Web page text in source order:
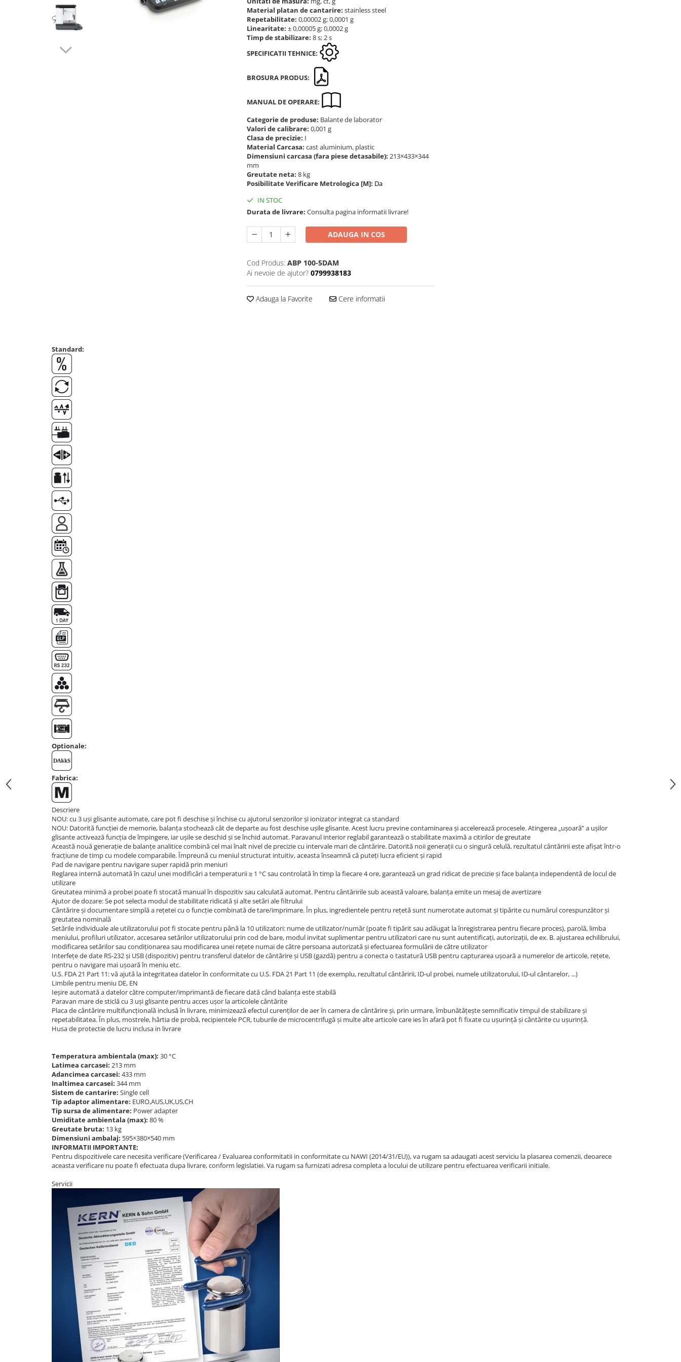
Cantare de banc
Cantare de numarare
Cantare de podea
Cantare pentru paleti
Set verificare minimal
Cutii pentru clean room
Cutii din POM
Seturi de greutati
Greutati individuale
Greutati newtoniene
Bare suport (Newtoniene)
Instrumente de masurare
Celule de forta
Celule de sarcina
Celule masurare masa
Senzori de cuplu
Durometre pentru metale (Leeb)
Durometre pentru metale (UCI)
Durometre pentru plastic (Shore)
Dispozitive de masurare a lungimii
Masurare metrica a lungimii
Componente pentru masurare
Transmitatoare
Masurare forta
Bacuri cu surub
Masurarea fortei - Digital
Masurarea mecanica a fortei
Testere pietre funerare
Masurare cuplu
Masurare cuplu pentru capace cu
Masurare cuplu pentru scule
Masurarea grosimii stratului
Masurarea grosimii stratului -
Metoda Echo-Echo
Metoda Pulse-Echo
Mediul si siguranta muncii
Masurarea intensitatii luminoase
Masurarea intensitatii sunetului
Termometre cu infrarosu
Standuri testare forta
Standuri testare manuala
Standuri testare motorizata
Componente pentru masurare
Dispozitive display
Grinzi de cantarire
Sisteme de cantarire Industry 4.0
Instrumente optice
Microscoape cu lumina transmisa
Microscoape cu polarizare
Microscop metalurgic
Material platan de cantarire: stainless steel
Repetabilitate: 0,00002 g; 0,0001 g
Linearitate: ± 0,00005 g; 0,0002 g
Timp de stabilizare: 8 s; 2 s
SPECIFICATII TEHNICE:
BROSURA PRODUS:
MANUAL DE OPERARE:
Categorie de produse: Balante de laborator
Valori de calibrare: 0,001 g
Clasa de precizie: I
Material Carcasa: cast aluminium, plastic
Dimensiuni carcasa (fara piese detasabile): 213×433×344
mm
Greutate neta: 8 kg
Posibilitate Verificare Metrologica [M]: Da
IN STOC
Durata de livrare: Consulta pagina informatii livrare!
ADAUGA IN COS
Cod Produs: ABP 100-5DAM
Ai nevoie de ajutor? 0799938183
Adauga la Favorite Cere informatii
Standard:
Optionale:
Fabrica:
Descriere
NOU: cu 3 uși glisante automate, care pot fi deschise și închise cu ajutorul senzorilor și ionizator integrat ca standard
NOU: Datorită funcției de memorie, balanța stochează cât de departe au fost deschise ușile glisante. Acest lucru previne contaminarea și accelerează procesele. Atingerea „ușoară” a ușilor
glisante activează funcția de împingere, iar ușile se deschid și se închid automat. Paravanul interior reglabil garantează o stabilitate maximă a citirilor de greutate
Această nouă generație de balanțe analitice combină cel mai înalt nivel de precizie cu intervale mari de cântărire. Datorită noii generații cu o singură celulă, rezultatul cântăririi este afișat într-o
fracțiune de timp cu modele comparabile. Împreună cu meniul structurat intuitiv, aceasta înseamnă că puteți lucra eficient și rapid
Pad de navigare pentru navigare super rapidă prin meniuri
Reglarea internă automată în cazul unei modificări a temperaturii ≥ 1 °C sau controlată în timp la fiecare 4 ore, garantează un grad ridicat de precizie și face balanța independentă de locul de
utilizare
Greutatea minimă a probei poate fi stocată manual în dispozitiv sau calculată automat. Pentru cântăririle sub această valoare, balanța emite un mesaj de avertizare
Ajutor de dozare: Se pot selecta modul de stabilitate ridicată și alte setări ale filtrului
Cântărire și documentare simplă a rețetei cu o funcție combinată de tare/imprimare. În plus, ingredientele pentru rețetă sunt numerotate automat și tipărite cu numărul corespunzător și
greutatea nominală
Setările individuale ale utilizatorului pot fi stocate pentru până la 10 utilizatori: nume de utilizator/număr (poate fi tipărit sau adăugat la înregistrarea pentru fiecare proces), parolă, limba
meniului, profiluri utilizator, accesarea setărilor utilizatorului prin cod de bare, modul invitat suplimentar pentru utilizatori care nu sunt autentificați, autorizații, de ex. B. ajustarea echilibrului,
modificarea setărilor sau condiționarea sau modificarea unei rețete numai de către persoana autorizată și efectuarea formulării de către utilizator
Interfețe de date RS-232 și USB (dispozitiv) pentru transferul datelor de cântărire și USB (gazdă) pentru a conecta o tastatură USB pentru capturarea ușoară a numerelor de articole, rețete,
pentru o navigare mai ușoară în meniu etc.
U.S. FDA 21 Part 11: vă ajută la integritatea datelor în conformitate cu U.S. FDA 21 Part 11 (de exemplu, rezultatul cântăririi, ID-ul probei, numele utilizatorului, ID-ul cântarelor, ...)
Limbile pentru meniu DE, EN
Ieșire automată a datelor către computer/imprimantă de fiecare dată când balanța este stabilă
Paravan mare de sticlă cu 3 uși glisante pentru acces ușor la articolele cântărite
Placa de cântărire multifuncțională inclusă în livrare, minimizează efectul curenților de aer în camera de cântărire și, prin urmare, îmbunătățește semnificativ timpul de stabilizare și
repetabilitatea. În plus, mostrele, hârtia de probă, recipientele PCR, tuburile de microcentrifugă și multe alte articole care ies în afară pot fi fixate cu ușurință și cântărite cu ușurință.
Husa de protectie de lucru inclusa in livrare
Temperatura ambientala (max): 30 °C
Latimea carcasei: 213 mm
Adancimea carcasei: 433 mm
Inaltimea carcasei: 344 mm
Sistem de cantarire: Single cell
Tip adaptor alimentare: EURO,AUS,UK,US,CH
Tip sursa de alimentare: Power adapter
Umiditate ambientala (max): 80 %
Greutate bruta: 13 kg
Dimensiuni ambalaj: 595×380×540 mm
INFORMATII IMPORTANTE:
Pentru dispozitivele care necesita verificare (Verificarea / Evaluarea conformitatii in conformitate cu NAWI (2014/31/EU)), va rugam sa adaugati acest serviciu la plasarea comenzii, deoarece
aceasta verificare nu poate fi efectuata dupa livrare, conform legislatiei. Va rugam sa furnizati adresa completa a locului de utilizare pentru efectuarea verificarii initiale.
Servicii